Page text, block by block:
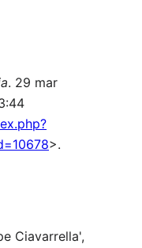
. 29 mar
>.
Ciavarrella',